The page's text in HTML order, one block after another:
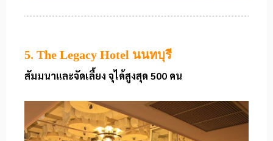
5. The Legacy Hotel นนทบุรี
สัมมนาและจัดเลี้ยง จุได้สูงสุด 500 คน